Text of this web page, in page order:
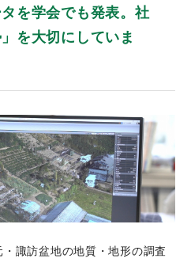
を学会でも発表。社
を大切にしていま
諏訪盆地の地質・地形の調査